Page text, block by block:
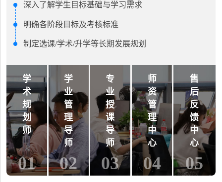
深入了解学生目标基础与学习需求
明确各阶段目标及考核标准
制定选课/学术/升学等长期发展规划
学
术
规
划
师
01
学
业
管
理
导
师
02
专
业
授
课
导
师
03
师
资
管
理
中
心
04
售
后
反
馈
中
心
05